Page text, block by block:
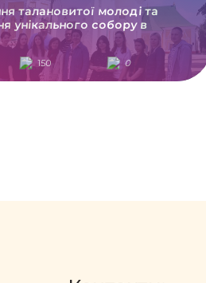
талановитої молоді та
унікального собору в
150 0